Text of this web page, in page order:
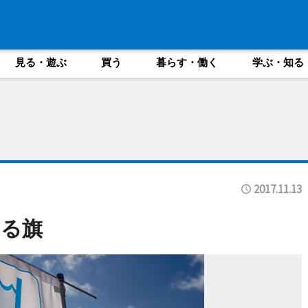
見る・遊ぶ 買う 暮らす・働く 学ぶ・知る
2017.11.13
旗